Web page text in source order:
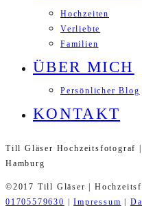
Hochzeiten
Verliebte
Familien
ÜBER MICH
Persönlicher Blog
KONTAKT
Till Gläser Hochzeitsfotograf
Hamburg
©2017 Till Gläser |
01705579630
|Impressum